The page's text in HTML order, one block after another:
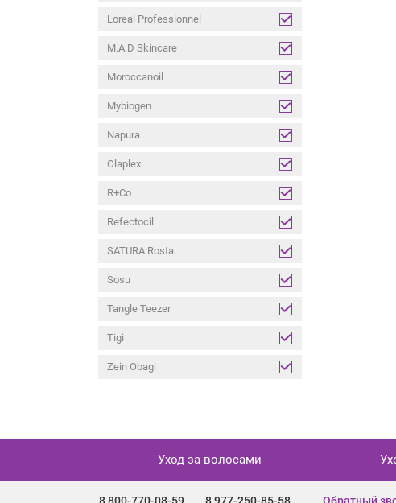
Loreal Professionnel
M.A.D Skincare
Moroccanoil
Mybiogen
Napura
Olaplex
R+Co
Refectocil
SATURA Rosta
Sosu
Tangle Teezer
Tigi
Zein Obagi
Уход за волосами
8 800-770-08-59 8 977-250-85-58 Обратный